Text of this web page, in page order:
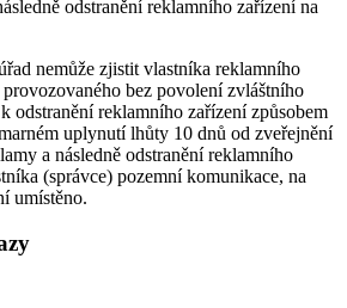
odstranění reklamního zařízení na
nemůže zjistit vlastníka reklamního
bez povolení zvláštního
odstranění reklamního zařízení způsobem
uplynutí lhůty 10 dnů od zveřejnění
a následně odstranění reklamního
(správce) pozemní komunikace, na
umístěno.